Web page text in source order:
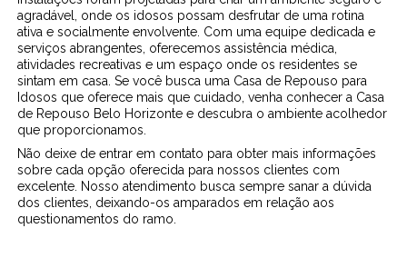
agradável, onde os idosos possam desfrutar de uma rotina
ativa e socialmente envolvente. Com uma equipe dedicada e
serviços abrangentes, oferecemos assistência médica,
atividades recreativas e um espaço onde os residentes se
sintam em casa. Se você busca uma Casa de Repouso para
Idosos que oferece mais que cuidado, venha conhecer a Casa
de Repouso Belo Horizonte e descubra o ambiente acolhedor
que proporcionamos.
Não deixe de entrar em contato para obter mais informações
sobre cada opção oferecida para nossos clientes com
excelente. Nosso atendimento busca sempre sanar a dúvida
dos clientes, deixando-os amparados em relação aos
questionamentos do ramo.